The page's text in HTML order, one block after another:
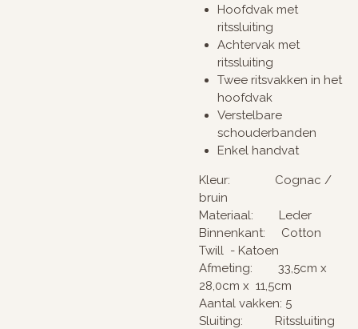
Hoofdvak met
ritssluiting
Achtervak met
ritssluiting
Twee ritsvakken in het
hoofdvak
Verstelbare
schouderbanden
Enkel handvat
Kleur: Cognac /
bruin
Materiaal: Leder
Binnenkant: Cotton
Twill - Katoen
Afmeting: 33,5cm x
28,0cm x 11,5cm
Aantal vakken: 5
Sluiting: Ritssluiting